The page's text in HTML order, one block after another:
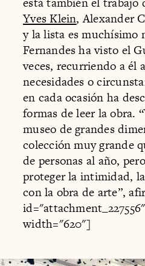
Yves Klein, Alexander
y la lista es muchísimo
Fernandes ha visto el
veces, recurriendo a él
necesidades o
en cada ocasión ha
formas de leer la obra.
museo de grandes
colección muy grande
de personas al año,
proteger la intimidad,
con la obra de arte”,
width="620"]